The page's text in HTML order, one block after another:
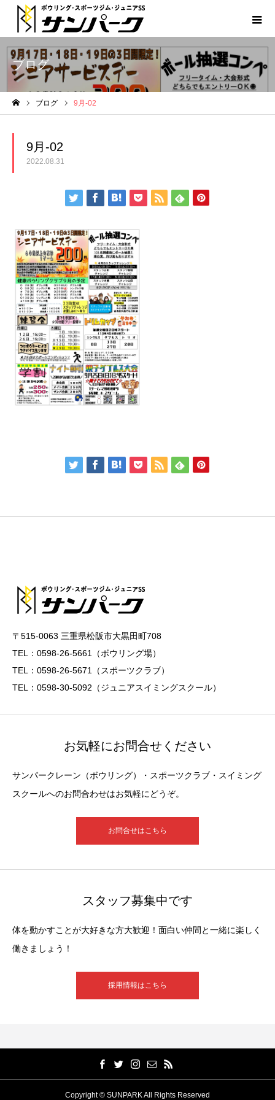
ブログ
ブログ 9月-02
9月-02
2022.08.31
〒515-0063 三重県松阪市大黒田町708
TEL：0598-26-5661（ボウリング場）
TEL：0598-26-5671（スポーツクラブ）
TEL：0598-30-5092（ジュニアスイミングスクール）
お気軽にお問合せください
サンパークレーン（ボウリング）・スポーツクラブ・スイミング
スクールへのお問合わせはお気軽にどうぞ。
お問合せはこちら
スタッフ募集中です
体を動かすことが大好きな方大歓迎！面白い仲間と一緒に楽しく
働きましょう！
採用情報はこちら
Copyright © SUNPARK All Rights Reserved